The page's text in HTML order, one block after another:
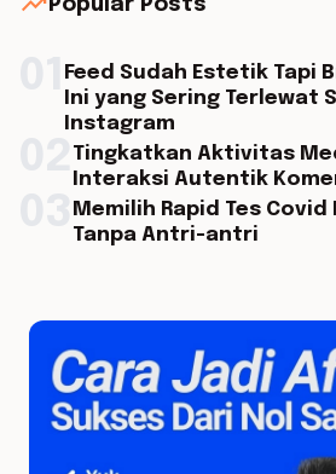
Feed Sudah Estetik Tapi
Ini yang Sering Terlewat
Instagram
Tingkatkan Aktivitas
Interaksi Autentik
Memilih Rapid Tes Covid
Tanpa Antri-antri